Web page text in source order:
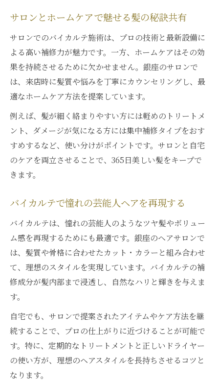
サロンとホームケアで魅せる髪の秘訣共有
サロンでのバイカルテ施術は、プロの技術と最新設備に
よる高い補修力が魅力です。一方、ホームケアはその効
果を持続させるために欠かせません。銀座のサロンで
は、来店時に髪質や悩みを丁寧にカウンセリングし、最
適なホームケア方法を提案しています。
例えば、髪が細く絡まりやすい方には軽めのトリートメ
ント、ダメージが気になる方には集中補修タイプをおす
すめするなど、使い分けがポイントです。サロンと自宅
のケアを両立させることで、365日美しい髪をキープで
きます。
バイカルテで憧れの芸能人ヘアを再現する
バイカルテは、憧れの芸能人のようなツヤ髪やボリュー
ム感を再現するためにも最適です。銀座のヘアサロンで
は、髪質や骨格に合わせたカット・カラーと組み合わせ
て、理想のスタイルを実現しています。バイカルテの補
修成分が髪内部まで浸透し、自然なハリと輝きを与えま
す。
自宅でも、サロンで提案されたアイテムやケア方法を継
続することで、プロの仕上がりに近づけることが可能で
す。特に、定期的なトリートメントと正しいドライヤー
の使い方が、理想のヘアスタイルを長持ちさせるコツと
なります。